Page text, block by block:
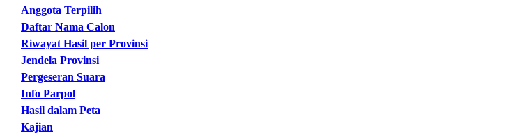
Anggota Terpilih
Daftar Nama Calon
Riwayat Hasil per Provinsi
Jendela Provinsi
Pergeseran Suara
Info Parpol
Hasil dalam Peta
Kajian